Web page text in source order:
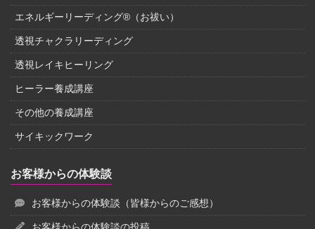
エネルギーリーディング®（お祓い）
透視チャクラリーディング
透視レイキヒーリング
ヒーラー養成講座
その他の養成講座
サイキックワーク
お客様からの体験談
お客様からの体験談（皆様からのご感想）